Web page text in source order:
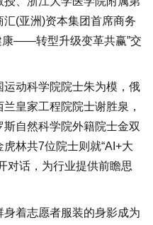
(亚洲)资本集团首席商务
康——转型升级变革共赢”交
运动科学院院士朱为模，俄
皇家工程院院士谢胜泉，
自然科学院外籍院士金双
林共7位院士则就“AI+大
话，为行业提供前瞻思
着志愿者服装的身影成为